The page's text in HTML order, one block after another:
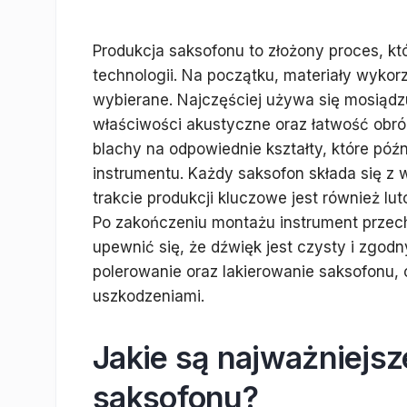
Produkcja saksofonu to złożony proces,
technologii. Na początku, materiały
wybierane. Najczęściej używa się
właściwości akustyczne oraz łatwość
blachy na odpowiednie kształty, które
instrumentu. Każdy saksofon składa się
trakcie produkcji kluczowe jest również
Po zakończeniu montażu instrument
upewnić się, że dźwięk jest czysty i
polerowanie oraz lakierowanie
uszkodzeniami.
Jakie są
saksofonu?